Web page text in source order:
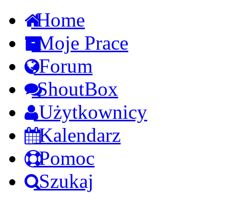
Home
Moje Prace
Forum
ShoutBox
Użytkownicy
Kalendarz
Pomoc
Szukaj